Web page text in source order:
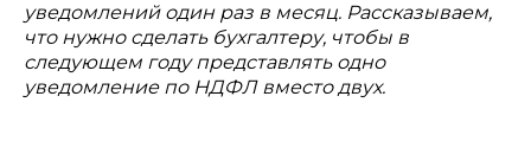
уведомлений один раз в месяц. Рассказываем,
что нужно сделать бухгалтеру, чтобы в
следующем году представлять одно
уведомление по НДФЛ вместо двух.